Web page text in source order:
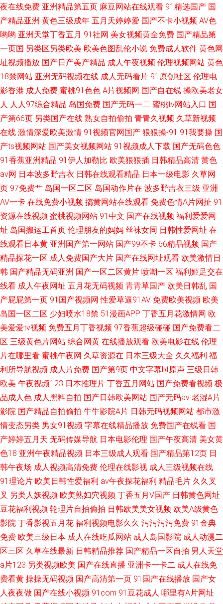
夜在线免费 亚洲精品第五页 麻豆网站在线观看 91精选国产 国
产精品亚洲 黄色三级成年 五月天婷婷爱 国产不卡小视频 AV色
哟哟 亚洲天堂丁香五月 91社网 美女视频黄全免费 国产精品第
一页国 另类区另类欧美 欧美色图乱伦小说 免费成人软件 黄色网
址视频播放 国产日产美产精品 成人午夜视频 伦理视频网站 黄色
18禁网站 亚洲无码视频在线 成人无码看片 91原创社区 伦理电
影香港 成人免费 蜜桃91色色 A片视频网 国产自在线 操欧美老女
人 人人97综合精品 岛国免费 国产无码一二 蜜桃tv网站入口 国
产第66页 另类国产在线 熟女自拍偷拍 青青久视频 久草新视频
在线 激情深爱欧美激情 91视频官网国产 狠狠操-91 91我要操 国
产ts视频网站 国产美女视频网站 91视频成人下载 国产无码色色
91香蕉亚洲精品 91伊人加勒比 欧美狠狠插 日韩精品高清 黄色
av网 日本波多野吉衣 日韩在线观看精品 日本一级电影 久草网
页 97免费艹 岛国一区二区 岛国动作片在 波多野吉衣三级 亚洲
AV一卡 在线免费小视频 搞黄网站在线观看 免费色情A片网扯 91
资源在线视频 蜜桃视频网站 91中文 国产在线视频 福利爱爱网
址 岛国搬运工首页 伦理朋友的妈妈 丝袜女同 日韩性爱网址 在
线观看日本黄 亚洲国产第一网站 国产99不卡 66精品视频 国产
精品探花一区 成人免费国产大片 国产在线网址观看 欧美激情日
韩 国产精品无码亚洲 国产一区二区黄片 喷潮一区 福利姬足交在
线看 成人午夜网址 五月花无码视频 青青草国产 欧美日韩乱 国
产屁屁第一页 91国产视频网 性爱草逼91AV 免费欧美视频 欧美
岛国一区二区 少妇喷水18禁 51漫画APP 丁香五月花激情网 欧
美爱爱tv视频 免费五月丁香视频 97香蕉超级碰碰 国产免费看二
区 三级黄色片网站 综合网黄 在线播放观看 欧美电影在线 伦理
片在哪里看 蜜桃午夜网 久草资源在 日本三级大全 久久福利 福
利所导航视频 成人片免费 国产第9页 中文字幕bt原声 三级日韩
欧美 午夜视频123 日本推理片 丁香五月网站 国产免费看视频 极
品成人色 成人黑料自拍 国产日韩欧美网站 国产无码av 老湿A片
影院 国产精品自拍偷拍 牛牛影院A片 日韩无码视频网站 都市激
情变态另类 男女91视频 字幕在线精品播放 免费国产在线看 国
产婷婷五月天 无码传媒导航 日本电影伦理 国产午夜高清 美女黄
色18 亚洲午夜精品视频 日本三级成人观看 国产精品第12页 日
韩午夜场 成人视频高清免费 伦理在线影视 成人三级视频在线
91理论片 欧美日韩性爱福利 av午夜探花福利 精品毛片 久久叉
叉 另类人妖视频 欧美熟妇穴视频 丁香五月V国产 日韩黄色网址
豆花福利视频 轮理片自拍偷拍 日韩欧美美女视频 欧美A级黄色
影院 丁香影视五月花 福利视频电影久久 污污污污免费 91金典
免费 欧美三级日本 成人在线吃瓜网站 成人岛国影院 成人动漫二
区三区 久草在线最新 日韩精品推荐 国产精品一区自拍 男人天堂
a片123 另类视频欧美 国产在线直播 亚洲卡一卡二 成人在线免
费看黄 操操无码视频 国产高清第一页 91国产在线播放 国产女
人夜夜做 国产在线小视频 91com 91豆花成人 哪里有A片网址